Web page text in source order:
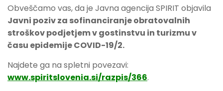
Obveščamo vas, da je Javna agencija SPIRIT objavila
Javni poziv za sofinanciranje obratovalnih
stroškov podjetjem v gostinstvu in turizmu v
času epidemije COVID-19/2.
Najdete ga na spletni povezavi:
www.spiritslovenia.si/razpis/366.